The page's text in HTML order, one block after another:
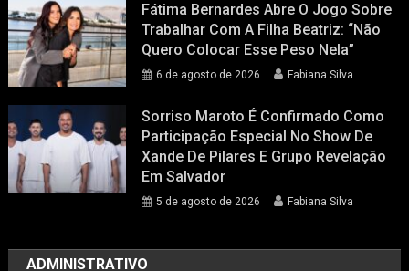
Fátima Bernardes Abre O Jogo Sobre
Trabalhar Com A Filha Beatriz: “Não
Quero Colocar Esse Peso Nela”
6 de agosto de 2026 Fabiana Silva
Sorriso Maroto É Confirmado Como
Participação Especial No Show De
Xande De Pilares E Grupo Revelação
Em Salvador
5 de agosto de 2026 Fabiana Silva
ADMINISTRATIVO